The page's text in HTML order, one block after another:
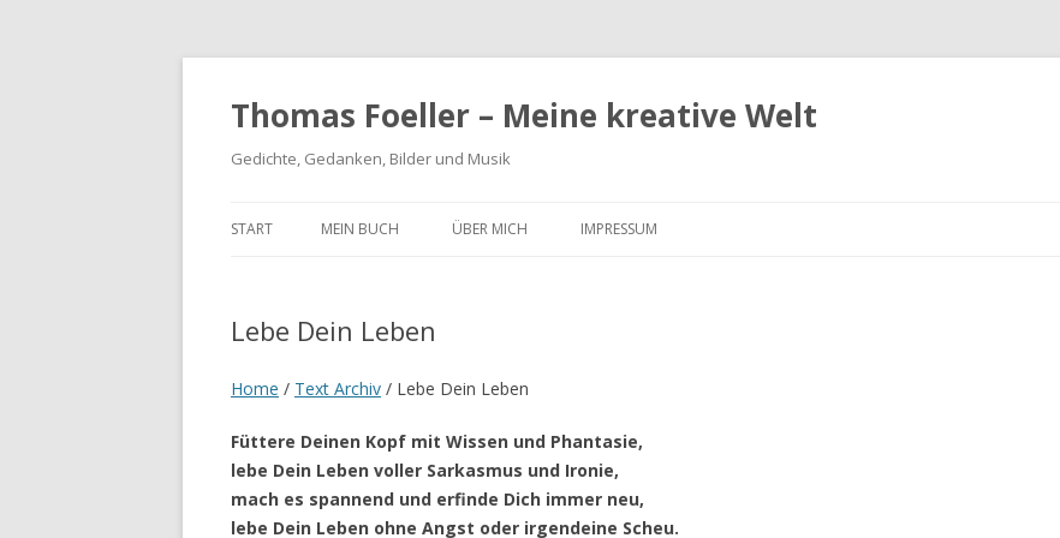
Thomas Foeller – Meine kreative Welt
Gedichte, Gedanken, Bilder und Musik
START MEIN BUCH ÜBER MICH IMPRESSUM
Lebe Dein Leben
Home / Text Archiv / Lebe Dein Leben
Füttere Deinen Kopf mit Wissen und Phantasie,
lebe Dein Leben voller Sarkasmus und Ironie,
mach es spannend und erfinde Dich immer neu,
lebe Dein Leben ohne Angst oder irgendeine Scheu.